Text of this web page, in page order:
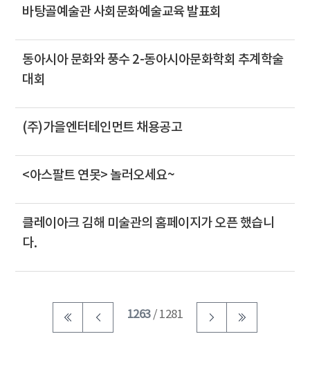
바탕골예술관 사회문화예술교육 발표회
동아시아 문화와 풍수 2-동아시아문화학회 추계학술
대회
(주)가을엔터테인먼트 채용공고
<아스팔트 연못> 놀러오세요~
클레이아크 김해 미술관의 홈페이지가 오픈 했습니
다.
1263/ 1281